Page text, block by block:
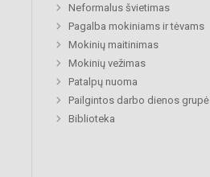
Neformalus švietimas
Pagalba mokiniams ir tėvams
Mokinių maitinimas
Mokinių vežimas
Patalpų nuoma
Pailgintos darbo dienos grupė
Biblioteka